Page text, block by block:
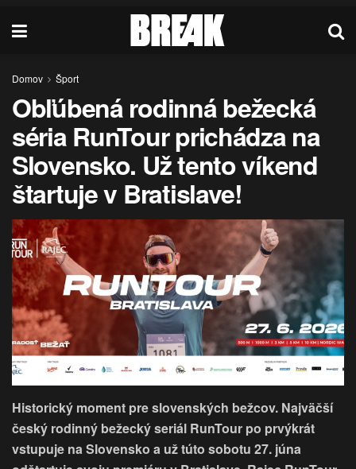
Domov Šport
Obľúbená rodinná bežecká
séria RunTour prichádza na
Slovensko. Už tento víkend
štartuje v Bratislave!
Historický moment pre slovenských bežcov. Najväčší
český rodinný bežecký seriál RunTour po prvýkrát
vstupuje na Slovensko a už túto sobotu 27. júna